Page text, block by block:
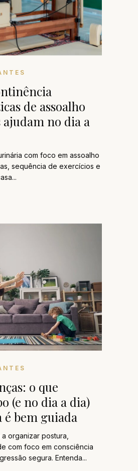
de assoalho
no dia a
com foco em assoalho
sequência de exercícios e
o que
(e no dia a dia)
é bem guiada
organizar postura,
com foco em consciência
segura. Entenda...